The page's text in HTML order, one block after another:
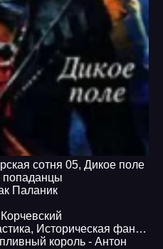
сотня 05, Дикое поле
попаданцы
Паланик
, Историческая фантастика